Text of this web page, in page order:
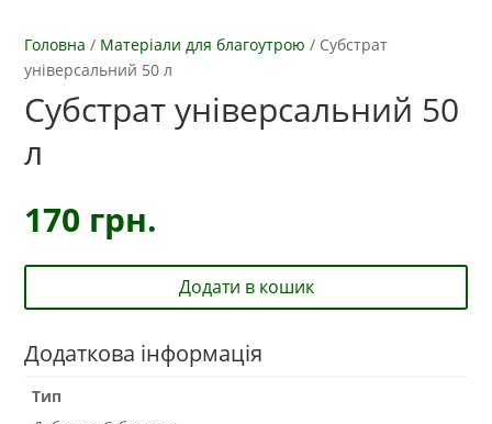
Головна / Матеріали для благоутрою / Субстрат
універсальний 50 л
Субстрат універсальний 50
л
170 грн.
Додати в кошик
Додаткова інформація
Тип